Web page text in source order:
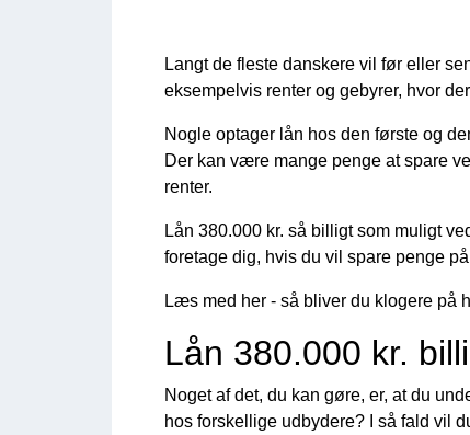
Langt de fleste danskere vil før eller
eksempelvis renter og gebyrer, hvor
Nogle optager lån hos den første og
Der kan være mange penge at spare
renter.
Lån 380.000 kr. så billigt som muligt
foretage dig, hvis du vil spare penge
Læs med her - så bliver du klogere på
Lån 380.000 kr.
Noget af det, du kan gøre, er, at du
hos forskellige udbydere? I så fald vil